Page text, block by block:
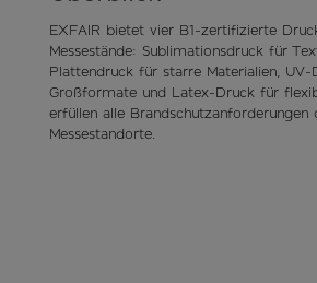
EXFAIR bietet vier B1-zertifizierte
Messestände: Sublimationsdruck für
Plattendruck für starre Materialien, UV-
Großformate und Latex-Druck für
erfüllen alle Brandschutzanforderungen
Messestandorte.